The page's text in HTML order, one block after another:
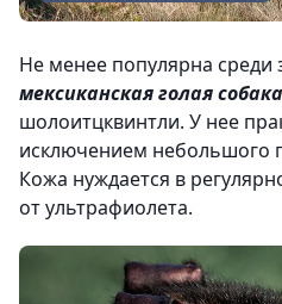
Не менее популярна среди
мексиканская голая собака
шолоитцквинтли. У нее
исключением небольшого
Кожа нуждается в
от ультрафиолета.